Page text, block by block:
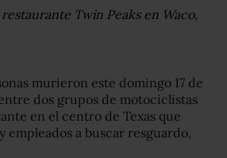
Twin Peaks en Waco,
murieron este domingo 17 de
dos grupos de motociclistas
en el centro de Texas que
empleados a buscar resguardo,